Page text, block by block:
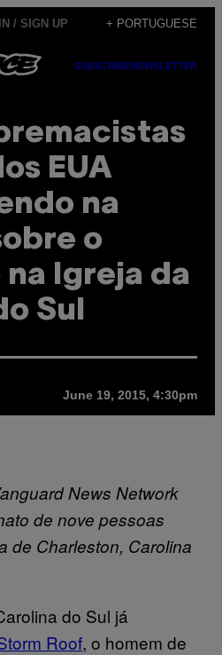
/ SIGN UP + PORTUGUESE
SUBSCRIBENEWSLETTER
EUA
na
o
Igreja da
Sul
June 19, 2015, 4:30pm
News Network
de nove pessoas
de Charleston, Carolina
do Sul já
Roof, o homem de